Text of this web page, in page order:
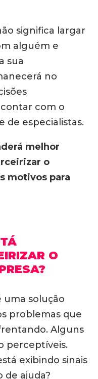
significa largar
alguém e
sua
no
com o
de especialistas.
melhor
o
motivos para
O
uma solução
problemas que
Alguns
perceptíveis.
exibindo sinais
de ajuda?